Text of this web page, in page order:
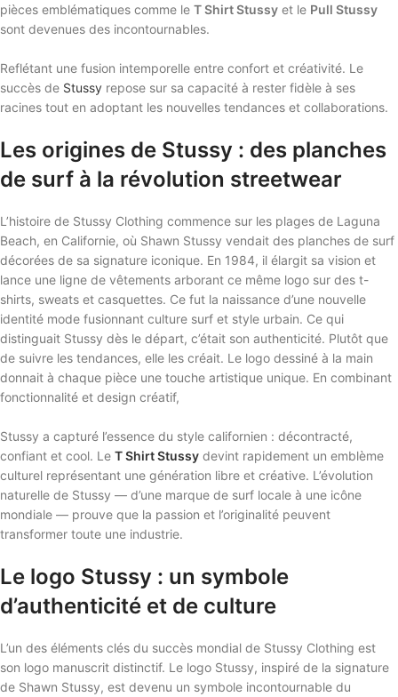
pièces emblématiques comme le T Shirt Stussy et le Pull Stussy
sont devenues des incontournables.
Reflétant une fusion intemporelle entre confort et créativité. Le
succès de Stussy repose sur sa capacité à rester fidèle à ses
racines tout en adoptant les nouvelles tendances et collaborations.
Les origines de Stussy : des planches
de surf à la révolution streetwear
L’histoire de Stussy Clothing commence sur les plages de Laguna
Beach, en Californie, où Shawn Stussy vendait des planches de surf
décorées de sa signature iconique. En 1984, il élargit sa vision et
lance une ligne de vêtements arborant ce même logo sur des t-
shirts, sweats et casquettes. Ce fut la naissance d’une nouvelle
identité mode fusionnant culture surf et style urbain. Ce qui
distinguait Stussy dès le départ, c’était son authenticité. Plutôt que
de suivre les tendances, elle les créait. Le logo dessiné à la main
donnait à chaque pièce une touche artistique unique. En combinant
fonctionnalité et design créatif,
Stussy a capturé l’essence du style californien : décontracté,
confiant et cool. Le T Shirt Stussy devint rapidement un emblème
culturel représentant une génération libre et créative. L’évolution
naturelle de Stussy — d’une marque de surf locale à une icône
mondiale — prouve que la passion et l’originalité peuvent
transformer toute une industrie.
Le logo Stussy : un symbole
d’authenticité et de culture
L’un des éléments clés du succès mondial de Stussy Clothing est
son logo manuscrit distinctif. Le logo Stussy, inspiré de la signature
de Shawn Stussy, est devenu un symbole incontournable du